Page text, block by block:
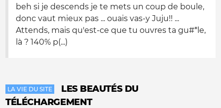
beh si je descends je te mets un coup de boule,
donc vaut mieux pas ... ouais vas-y Juju!! ...
Attends, mais qu'est-ce que tu ouvres ta gu#*le,
là ? 140% p(...)
LA VIE DU SITE
LES BEAUTÉS DU
TÉLÉCHARGEMENT